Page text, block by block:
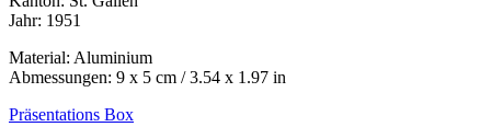
Jahr: 1951
Material: Aluminium
Abmessungen: 9 x 5 cm / 3.54 x 1.97 in
Präsentations Box